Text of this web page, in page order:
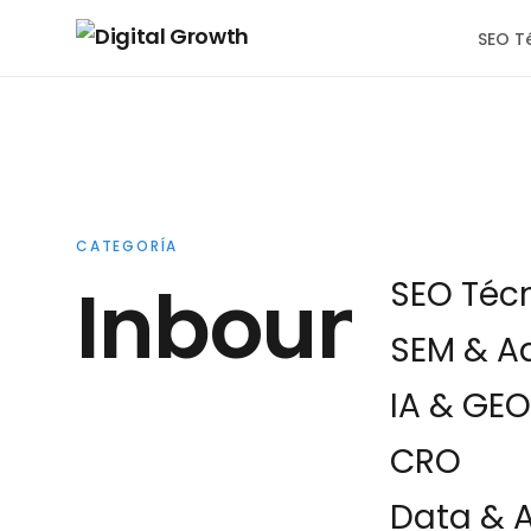
SEO
SEO
SEM &
IA & GEO
CRO
Data &
CATEGORÍA
Inbound